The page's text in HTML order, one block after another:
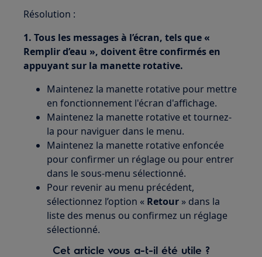
Résolution :
1. Tous les messages à l’écran, tels que «
Remplir d’eau », doivent être confirmés en
appuyant sur la manette rotative.
Maintenez la manette rotative pour mettre
en fonctionnement l'écran d'affichage.
Maintenez la manette rotative et tournez-
la pour naviguer dans le menu.
Maintenez la manette rotative enfoncée
pour confirmer un réglage ou pour entrer
dans le sous-menu sélectionné.
Pour revenir au menu précédent,
sélectionnez l’option « Retour » dans la
liste des menus ou confirmez un réglage
sélectionné.
Cet article vous a-t-il été utile ?